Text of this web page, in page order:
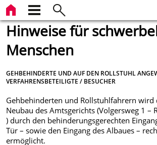
Hinweise für
Menschen
GEHBEHINDERTE UND AUF DEN ROLLSTUHL
VERFAHRENSBETEILIGTE / BESUCHER
Gehbehinderten und Rollstuhlfahrern wird
Neubau des Amtsgerichts (Volgersweg 1 –
) durch den behinderungsgerechten
Tür – sowie den Eingang des Albaues ­–
ermöglicht.